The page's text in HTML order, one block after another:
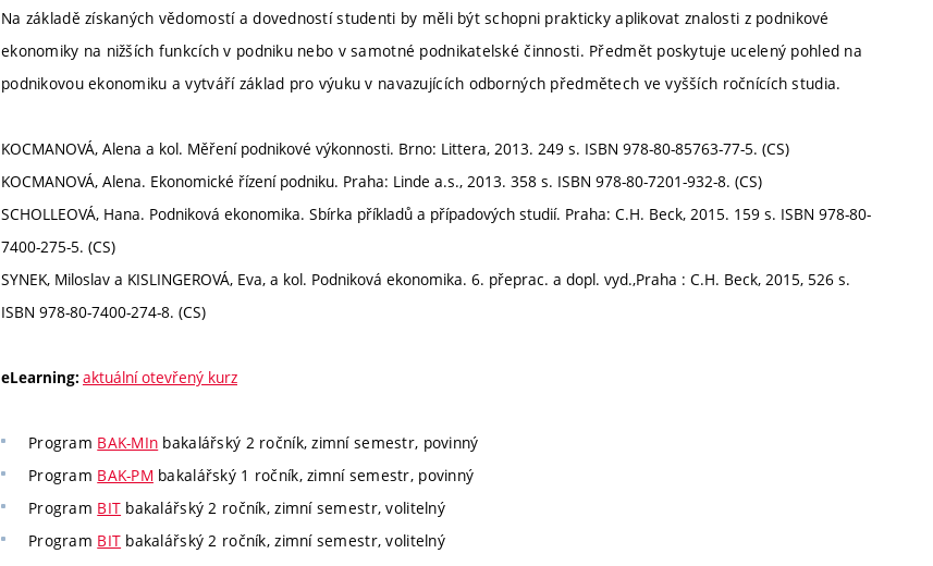
Na základě získaných vědomostí a dovedností studenti by měli být schopni prakticky aplikovat znalosti z podnikové
ekonomiky na nižších funkcích v podniku nebo v samotné podnikatelské činnosti. Předmět poskytuje ucelený pohled na
podnikovou ekonomiku a vytváří základ pro výuku v navazujících odborných předmětech ve vyšších ročnících studia.
KOCMANOVÁ, Alena a kol. Měření podnikové výkonnosti. Brno: Littera, 2013. 249 s. ISBN 978-80-85763-77-5. (CS)
KOCMANOVÁ, Alena. Ekonomické řízení podniku. Praha: Linde a.s., 2013. 358 s. ISBN 978-80-7201-932-8. (CS)
SCHOLLEOVÁ, Hana. Podniková ekonomika. Sbírka příkladů a případových studií. Praha: C.H. Beck, 2015. 159 s. ISBN 978-80-
7400-275-5. (CS)
SYNEK, Miloslav a KISLINGEROVÁ, Eva, a kol. Podniková ekonomika. 6. přeprac. a dopl. vyd.,Praha : C.H. Beck, 2015, 526 s.
ISBN 978-80-7400-274-8. (CS)
eLearning: aktuální otevřený kurz
Program BAK-MIn bakalářský 2 ročník, zimní semestr, povinný
Program BAK-PM bakalářský 1 ročník, zimní semestr, povinný
Program BIT bakalářský 2 ročník, zimní semestr, volitelný
Program BIT bakalářský 2 ročník, zimní semestr, volitelný